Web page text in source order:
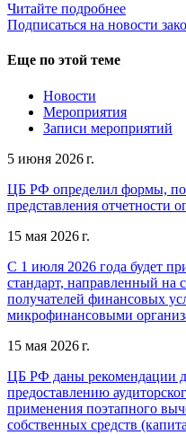
Читайте подробнее
Подписаться на новости
Еще по этой теме
Новости
Мероприятия
Записи мероприятий
5 июня 2026 г.
ЦБ РФ определил формы,
представления отчетности
15 мая 2026 г.
С 1 июля 2026 года будет
стандарт, направленный на
получателей финансовых
микрофинансовыми
15 мая 2026 г.
ЦБ РФ даны рекомендации
предоставлению
применения поэтапного
собственных средств